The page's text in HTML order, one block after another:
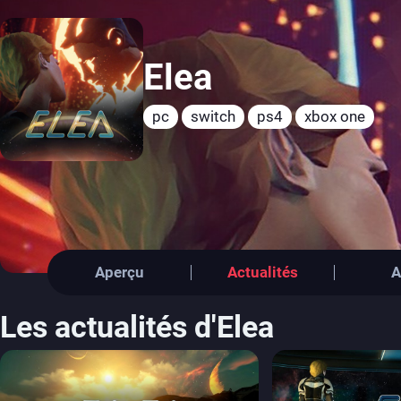
Elea
pc switch ps4 xbox one
Aperçu Actualités
Les actualités d'Elea